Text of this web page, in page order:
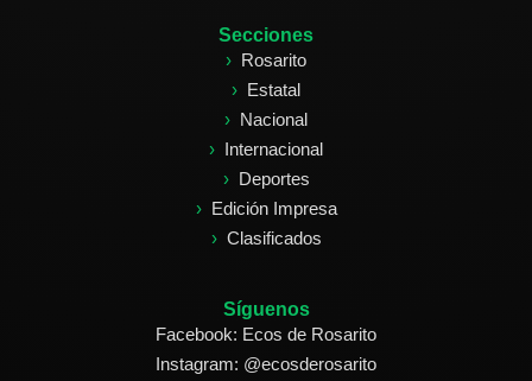
Secciones
Rosarito
Estatal
Nacional
Internacional
Deportes
Edición Impresa
Clasificados
Síguenos
Facebook: Ecos de Rosarito
Instagram: @ecosderosarito